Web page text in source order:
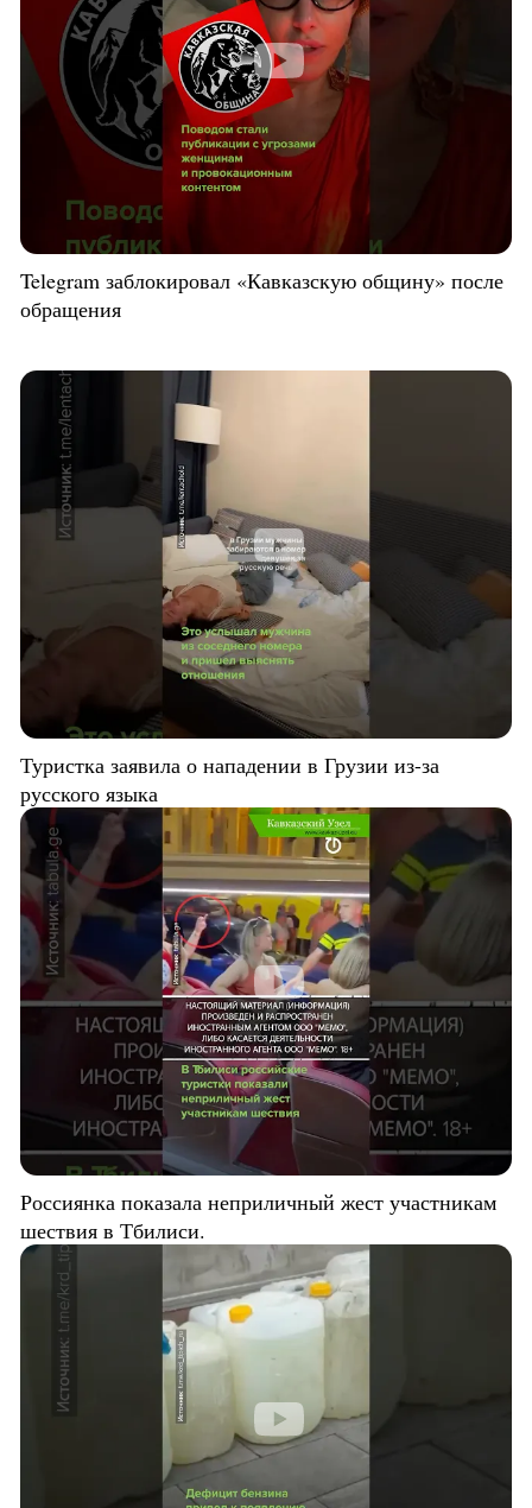
Telegram заблокировал «Кавказскую общину» после
обращения
Туристка заявила о нападении в Грузии из-за
русского языка
Россиянка показала неприличный жест участникам
шествия в Тбилиси.